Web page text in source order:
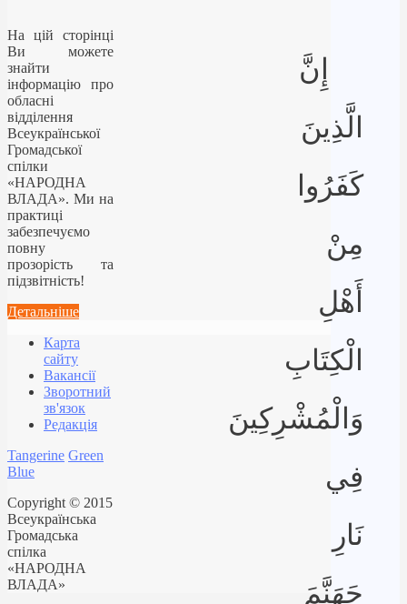
إِنَّ
الَّذِينَ
كَفَرُوا
مِنْ
أَهْلِ
الْكِتَابِ
وَالْمُشْرِكِينَ
فِي
نَارِ
جَهَنَّمَ
На цій сторінці
Ви можете
знайти
інформацію про
обласні
відділення
Всеукраїнської
Громадської
спілки
«НАРОДНА
ВЛАДА». Ми на
практиці
забезпечуємо
повну
прозорість та
підзвітність!
Детальніше
Карта
сайту
Вакансії
Зворотний
зв'язок
Редакція
Tangerine Green
Blue
Copyright © 2015
Всеукраїнська
Громадська
спілка
«НАРОДНА
ВЛАДА»